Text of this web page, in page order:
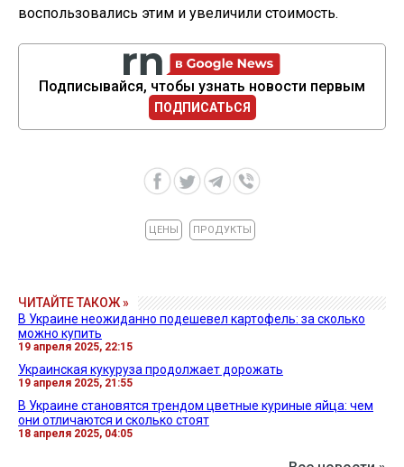
воспользовались этим и увеличили стоимость.
Подписывайся, чтобы узнать новости первым
ПОДПИСАТЬСЯ
ЦЕНЫ ПРОДУКТЫ
ЧИТАЙТЕ ТАКОЖ »
В Украине неожиданно подешевел картофель: за сколько
можно купить
19 апреля 2025, 22:15
Украинская кукуруза продолжает дорожать
19 апреля 2025, 21:55
В Украине становятся трендом цветные куриные яйца: чем
они отличаются и сколько стоят
18 апреля 2025, 04:05